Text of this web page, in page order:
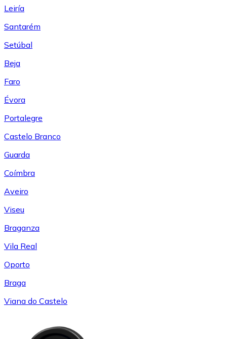
Leiría
Santarém
Setúbal
Beja
Faro
Évora
Portalegre
Castelo Branco
Guarda
Coímbra
Aveiro
Viseu
Braganza
Vila Real
Oporto
Braga
Viana do Castelo